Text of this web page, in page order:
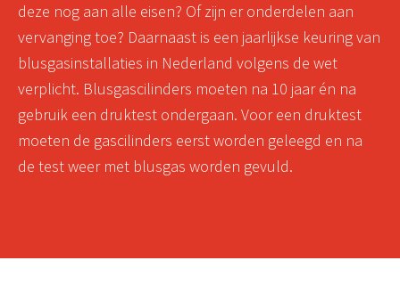
deze nog aan alle eisen? Of zijn er onderdelen aan
vervanging toe? Daarnaast is een jaarlijkse keuring van
blusgasinstallaties in Nederland volgens de wet
verplicht. Blusgascilinders moeten na 10 jaar én na
gebruik een druktest ondergaan. Voor een druktest
moeten de gascilinders eerst worden geleegd en na
de test weer met blusgas worden gevuld.